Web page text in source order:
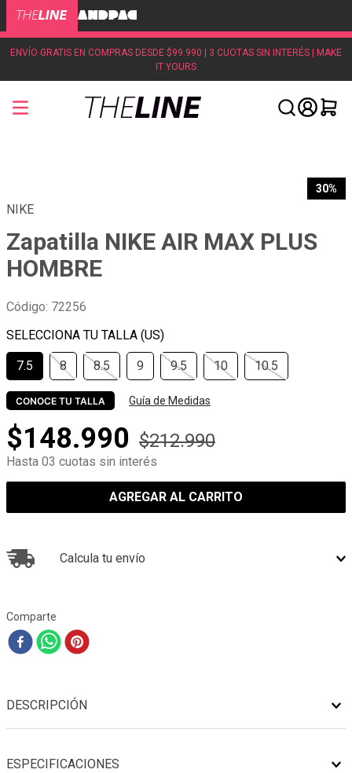
ENVÍO GRATIS EN COMPRAS DESDE $99.990 | 3 CUOTAS SIN INTERÉS | MAKE
IT YOURS
30%
NIKE
Zapatilla NIKE AIR MAX PLUS
HOMBRE
Código: 72256
7.5 8 8.5 9 9.5 10 10.5
CONOCE TU TALLA Guía de Medidas
$148.990 $212.990
Hasta 03 cuotas sin interés
AGREGAR AL CARRITO
Calcula tu envío
Comparte
DESCRIPCIÓN
ESPECIFICACIONES